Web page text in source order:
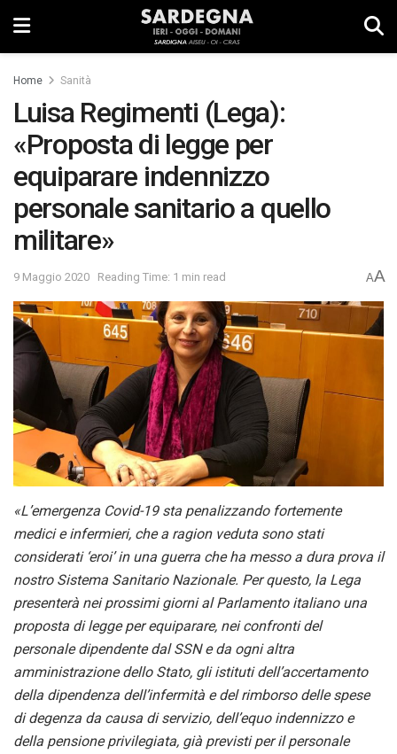
Home Sanità
Luisa Regimenti (Lega):
«Proposta di legge per
equiparare indennizzo
personale sanitario a quello
militare»
9 Maggio 2020 Reading Time: 1 min read AA
«L’emergenza Covid-19 sta penalizzando fortemente
medici e infermieri, che a ragion veduta sono stati
considerati ‘eroi’ in una guerra che ha messo a dura prova il
nostro Sistema Sanitario Nazionale. Per questo, la Lega
presenterà nei prossimi giorni al Parlamento italiano una
proposta di legge per equiparare, nei confronti del
personale dipendente dal SSN e da ogni altra
amministrazione dello Stato, gli istituti dell’accertamento
della dipendenza dell’infermità e del rimborso delle spese
di degenza da causa di servizio, dell’equo indennizzo e
della pensione privilegiata, già previsti per il personale